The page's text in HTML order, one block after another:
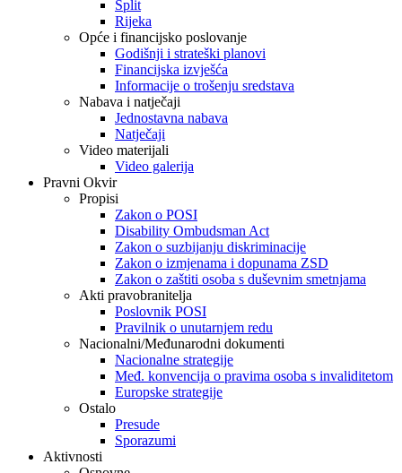
Split
Rijeka
Opće i financijsko poslovanje
Godišnji i strateški planovi
Financijska izvješća
Informacije o trošenju sredstava
Nabava i natječaji
Jednostavna nabava
Natječaji
Video materijali
Video galerija
Pravni Okvir
Propisi
Zakon o POSI
Disability Ombudsman Act
Zakon o suzbijanju diskriminacije
Zakon o izmjenama i dopunama ZSD
Zakon o zaštiti osoba s duševnim smetnjama
Akti pravobranitelja
Poslovnik POSI
Pravilnik o unutarnjem redu
Nacionalni/Međunarodni dokumenti
Nacionalne strategije
Međ. konvencija o pravima osoba s invaliditetom
Europske strategije
Ostalo
Presude
Sporazumi
Aktivnosti